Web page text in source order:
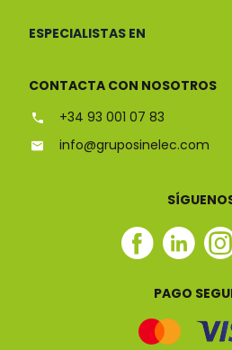
ESPECIALISTAS EN
CONTACTA CON NOSOTROS
+34 93 001 07 83
info@gruposinelec.com
PAGO